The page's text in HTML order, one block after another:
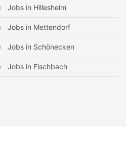
Jobs in Hillesheim
Jobs in Mettendorf
Jobs in Schönecken
Jobs in Fischbach